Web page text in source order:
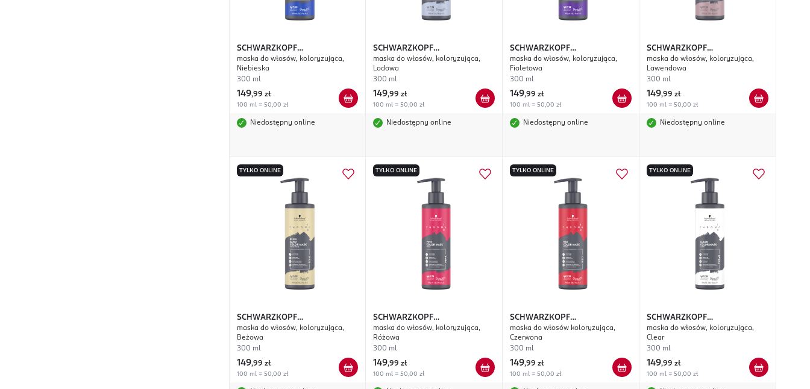
SCHWARZKOPF
PROFESSIONAL Chroma ID
maska do włosów, koloryzująca,
Niebieska
300 ml
149,99 zł
100 ml = 50,00 zł
Niedostępny online
SCHWARZKOPF
PROFESSIONAL Chroma ID
maska do włosów, koloryzująca,
Lodowa
300 ml
149,99 zł
100 ml = 50,00 zł
Niedostępny online
SCHWARZKOPF
PROFESSIONAL Chroma ID
maska do włosów, koloryzująca,
Fioletowa
300 ml
149,99 zł
100 ml = 50,00 zł
Niedostępny online
SCHWARZKOPF
PROFESSIONAL Chroma ID
maska do włosów, koloryzująca,
Lawendowa
300 ml
149,99 zł
100 ml = 50,00 zł
Niedostępny online
TYLKO ONLINE
SCHWARZKOPF
PROFESSIONAL Chroma ID
maska do włosów, koloryzująca,
Beżowa
300 ml
149,99 zł
100 ml = 50,00 zł
TYLKO ONLINE
SCHWARZKOPF
PROFESSIONAL Chroma ID
maska do włosów, koloryzująca,
Różowa
300 ml
149,99 zł
100 ml = 50,00 zł
TYLKO ONLINE
SCHWARZKOPF
PROFESSIONAL Chroma ID
maska do włosów koloryzująca,
Czerwona
300 ml
149,99 zł
100 ml = 50,00 zł
TYLKO ONLINE
SCHWARZKOPF
PROFESSIONAL Chroma ID
maska do włosów, koloryzująca,
Clear
300 ml
149,99 zł
100 ml = 50,00 zł